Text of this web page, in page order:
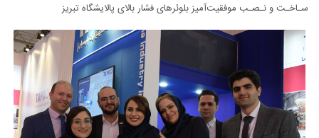
سـاخـت و نـصـب موفقیت‌آمیز بلوئرهای فشار بالای پالایشگاه تبریز